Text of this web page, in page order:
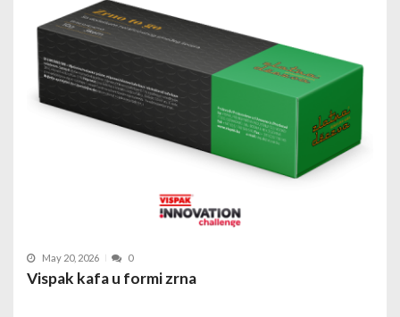
May 20, 2026 0
Vispak kafa u formi zrna